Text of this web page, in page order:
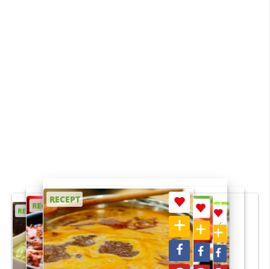
RECEPT
RECEPT
RECEPT
RECEPT
RECEPT